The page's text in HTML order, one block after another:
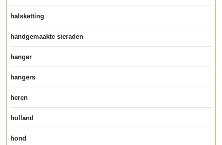
halsketting
handgemaakte sieraden
hanger
hangers
heren
holland
hond